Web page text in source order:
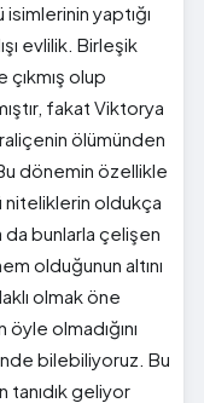
yaptığı
evlilik. Birleşik
çıkmış olup
fakat Viktorya
ölümünden
dönemin özellikle
niteliklerin oldukça
da bunlarla çelişen
olduğunun altını
olmak öne
öyle olmadığını
bilebiliyoruz. Bu
geliyor